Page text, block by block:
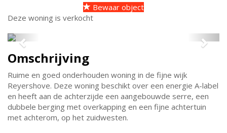
Bewaar object
Deze woning is verkocht
Previous Next
Omschrijving
Ruime en goed onderhouden woning in de fijne wijk
Reyershove. Deze woning beschikt over een energie A-label
en heeft aan de achterzijde een aangebouwde serre, een
dubbele berging met overkapping en een fijne achtertuin
met achterom, op het zuidwesten.